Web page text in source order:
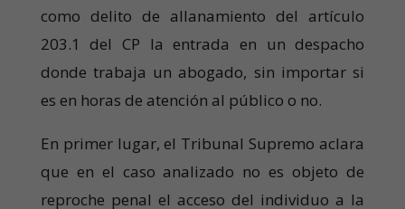
como delito de allanamiento del artículo
203.1 del CP la entrada en un despacho
donde trabaja un abogado, sin importar si
es en horas de atención al público o no.
En primer lugar, el Tribunal Supremo aclara
que en el caso analizado no es objeto de
reproche penal el acceso del individuo a la